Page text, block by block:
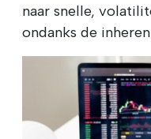
naar snelle,
ondanks de